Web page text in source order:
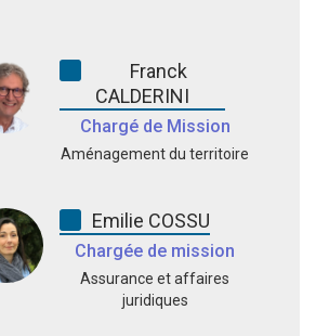
Franck
CALDERINI
Chargé de Mission
Aménagement du territoire
Emilie COSSU
Chargée de mission
Assurance et affaires
juridiques